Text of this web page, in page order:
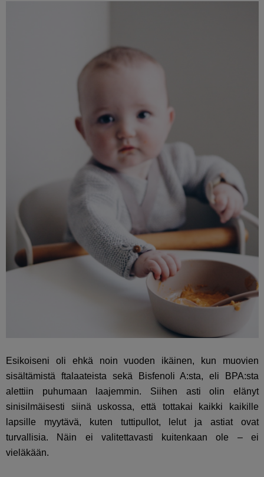
Esikoiseni oli ehkä noin vuoden ikäinen, kun muovien
sisältämistä ftalaateista sekä Bisfenoli A:sta, eli BPA:sta
alettiin puhumaan laajemmin. Siihen asti olin elänyt
sinisilmäisesti siinä uskossa, että tottakai kaikki kaikille
lapsille myytävä, kuten tuttipullot, lelut ja astiat ovat
turvallisia. Näin ei valitettavasti kuitenkaan ole – ei
vieläkään.